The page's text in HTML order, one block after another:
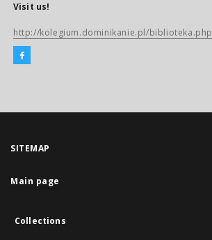
Visit us!
http://kolegium.dominikanie.pl/biblioteka.php
SITEMAP
Main page
Collections